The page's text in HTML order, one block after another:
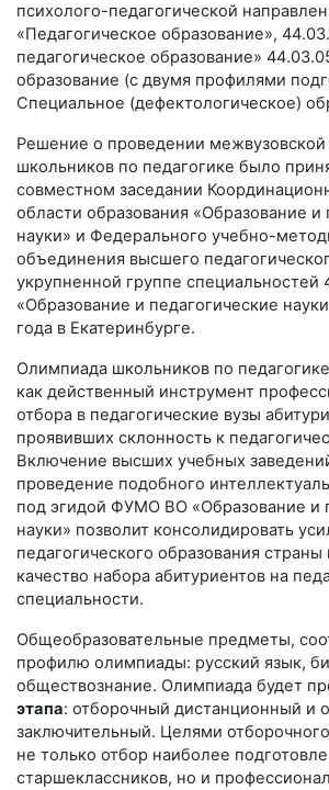
психолого-педагогической
«Педагогическое образование»,
педагогическое образование»
образование (с двумя профилями
Специальное (дефектологическое)
Решение о проведении
школьников по педагогике было
совместном заседании
области образования «Образование и
науки» и Федерального учебно-
объединения высшего
укрупненной группе специальностей
«Образование и педагогические
года в Екатеринбурге.
Олимпиада школьников по
как действенный инструмент
отбора в педагогические вузы
проявивших склонность к
Включение высших учебных
проведение подобного
под эгидой ФУМО ВО «Образование и
науки» позволит консолидировать
педагогического образования
качество набора абитуриентов на
специальности.
Общеобразовательные предметы,
профилю олимпиады: русский язык,
обществознание. Олимпиада будет
этапа: отборочный дистанционный и
заключительный. Целями отборочного
не только отбор наиболее
старшеклассников, но и